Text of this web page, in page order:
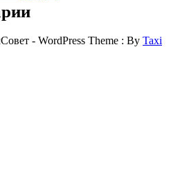
- WordPress Theme : By Taxi